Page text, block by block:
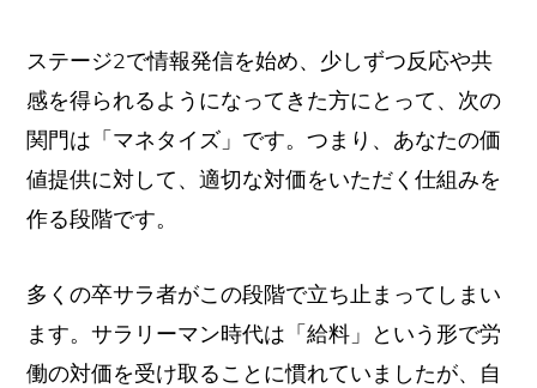
ステージ2で情報発信を始め、少しずつ反応や共
感を得られるようになってきた方にとって、次の
関門は「マネタイズ」です。つまり、あなたの価
値提供に対して、適切な対価をいただく仕組みを
作る段階です。
多くの卒サラ者がこの段階で立ち止まってしまい
ます。サラリーマン時代は「給料」という形で労
働の対価を受け取ることに慣れていましたが、自